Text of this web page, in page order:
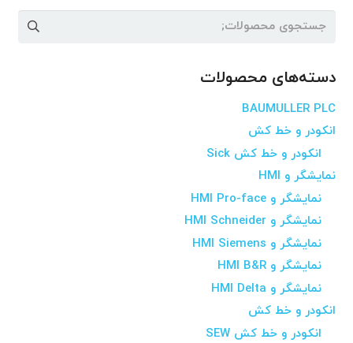
جستجو
دسته‌های محصولات
BAUMULLER PLC
انکودر و خط کش
انکودر و خط کش Sick
نمایشگر و HMI
نمایشگر و HMI Pro-face
نمایشگر و HMI Schneider
نمایشگر و HMI Siemens
نمایشگر و HMI B&R
نمایشگر و HMI Delta
انکودر و خط کش
انکودر و خط کش SEW